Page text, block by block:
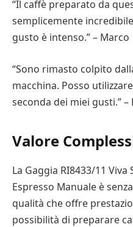
“Il caffè preparato da
semplicemente
gusto è intenso.” – Marco
“Sono rimasto colpito
macchina. Posso
seconda dei miei gusti.” –
Valore
La Gaggia RI8433/11
Espresso Manuale è
qualità che offre
possibilità di preparare